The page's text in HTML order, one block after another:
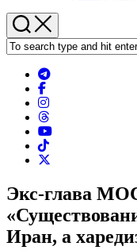
Экс-глава
Иран, а